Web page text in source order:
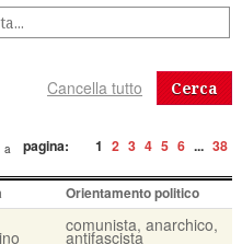
Cerca
pagina: 1 2 3 4 5 6 ... 38
a
Orientamento politico
comunista, anarchico,
antifascista